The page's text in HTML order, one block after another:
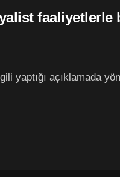
faaliyetlerle
yaptığı açıklamada